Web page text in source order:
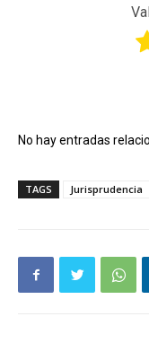
No hay entradas
TAGS Jurisprudencia